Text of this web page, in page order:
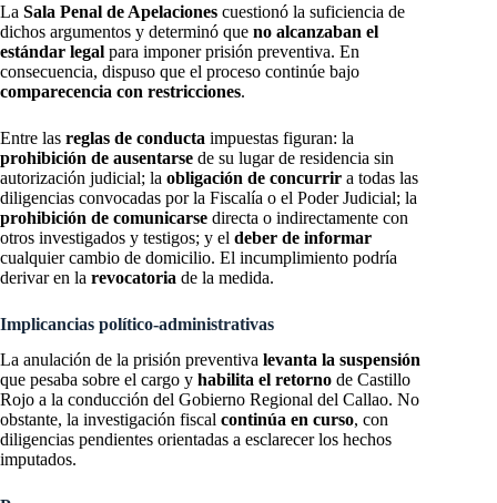
La Sala Penal de Apelaciones cuestionó la suficiencia de
dichos argumentos y determinó que no alcanzaban el
estándar legal para imponer prisión preventiva. En
consecuencia, dispuso que el proceso continúe bajo
comparecencia con restricciones.
Entre las reglas de conducta impuestas figuran: la
prohibición de ausentarse de su lugar de residencia sin
autorización judicial; la obligación de concurrir a todas las
diligencias convocadas por la Fiscalía o el Poder Judicial; la
prohibición de comunicarse directa o indirectamente con
otros investigados y testigos; y el deber de informar
cualquier cambio de domicilio. El incumplimiento podría
derivar en la revocatoria de la medida.
Implicancias político-administrativas
La anulación de la prisión preventiva levanta la suspensión
que pesaba sobre el cargo y habilita el retorno de Castillo
Rojo a la conducción del Gobierno Regional del Callao. No
obstante, la investigación fiscal continúa en curso, con
diligencias pendientes orientadas a esclarecer los hechos
imputados.